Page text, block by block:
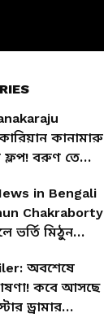
কানামারু
ফ্লপ! বরুণ তেজের
in Bengali
Chakraborty
ভর্তি মিঠুন
হয়েছে
অবশেষে
কবে আসছে
ড্রামার